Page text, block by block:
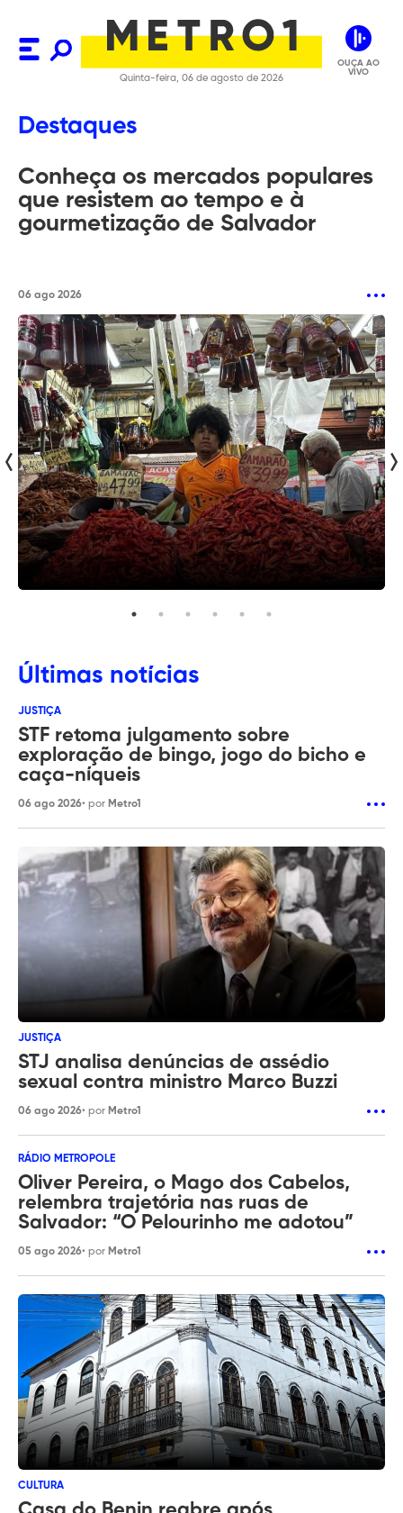
Quinta-feira, 06 de agosto de 2026
OUÇA AO
VIVO
Você
gente
escuta,
mundo
ouve.
Grupo
de
comunicação
da
maior
rádio
de
notícias
da
Destaques
Conheça os mercados populares
que resistem ao tempo e à
gourmetização de Salvador
06 ago 2026
Últimas notícias
JUSTIÇA
STF retoma julgamento sobre
exploração de bingo, jogo do bicho e
caça-níqueis
06 ago 2026• por Metro1
JUSTIÇA
STJ analisa denúncias de assédio
sexual contra ministro Marco Buzzi
06 ago 2026• por Metro1
RÁDIO METROPOLE
Oliver Pereira, o Mago dos Cabelos,
relembra trajetória nas ruas de
Salvador: “O Pelourinho me adotou”
05 ago 2026• por Metro1
CULTURA